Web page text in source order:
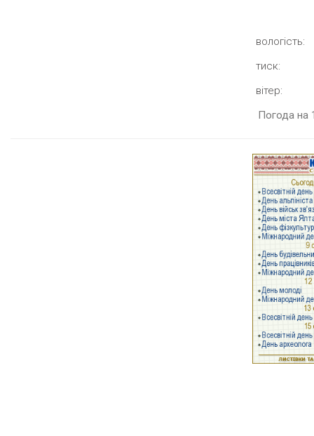
вологість:
тиск:
вітер:
Погода на